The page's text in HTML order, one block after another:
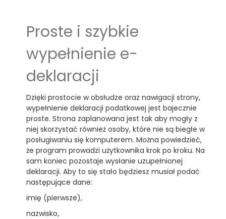
Proste i szybkie
wypełnienie e-
deklaracji
Dzięki prostocie w obsłudze oraz nawigacji strony,
wypełnienie deklaracji podatkowej jest bajecznie
proste. Strona zaplanowana jest tak aby mogły z
niej skorzystać również osoby, które nie są biegłe w
posługiwaniu się komputerem. Można powiedzieć,
że program prowadzi użytkownika krok po kroku. Na
sam koniec pozostaje wysłanie uzupełnionej
deklaracji. Aby to się stało będziesz musiał podać
następujące dane:
imię (pierwsze),
nazwisko,